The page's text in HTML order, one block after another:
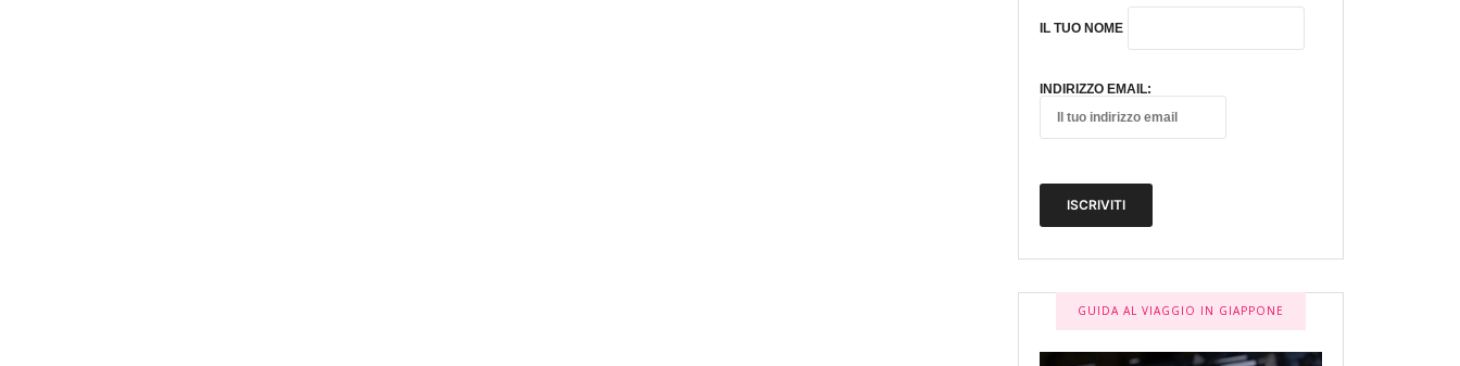
IL TUO NOME
INDIRIZZO EMAIL:
GUIDA AL VIAGGIO IN GIAPPONE